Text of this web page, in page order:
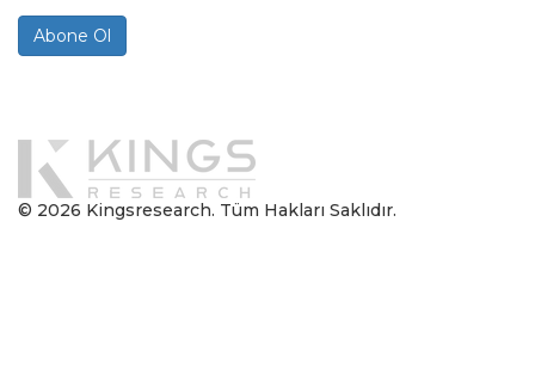
Abone Ol
© 2026 Kingsresearch. Tüm Hakları Saklıdır.